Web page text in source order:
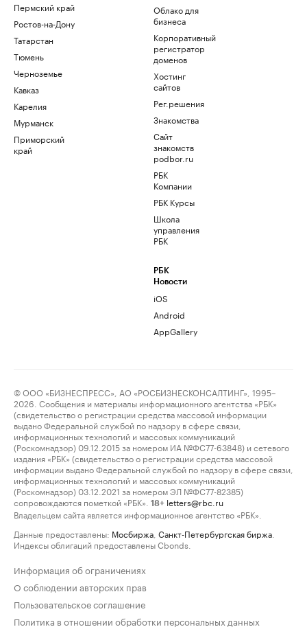
Пермский край
Ростов-на-Дону
Татарстан
Тюмень
Черноземье
Кавказ
Карелия
Мурманск
Приморский
край
Облако для
бизнеса
Корпоративный
регистратор
доменов
Хостинг
сайтов
Рег.решения
Знакомства
Сайт
знакомств
podbor.ru
РБК
Компании
РБК Курсы
Школа
управления
РБК
РБК
Новости
iOS
Android
AppGallery
© ООО «БИЗНЕСПРЕСС», АО «РОСБИЗНЕСКОНСАЛТИНГ», 1995–
2026. Сообщения и материалы информационного агентства «РБК»
(свидетельство о регистрации средства массовой информации
выдано Федеральной службой по надзору в сфере связи,
информационных технологий и массовых коммуникаций
(Роскомнадзор) 09.12.2015 за номером ИА №ФС77-63848) и сетевого
издания «РБК» (свидетельство о регистрации средства массовой
информации выдано Федеральной службой по надзору в сфере связи,
информационных технологий и массовых коммуникаций
(Роскомнадзор) 03.12.2021 за номером ЭЛ №ФС77-82385)
сопровождаются пометкой «РБК».
18+ letters@rbc.ru
Владельцем сайта является информационное агентство «РБК».
Данные предоставлены: Мосбиржа Санкт-Петербургская биржа
Индексы облигаций предоставлены Cbonds.
Информация об ограничениях
О соблюдении авторских прав
Пользовательское соглашение
Политика в отношении обработки персональных данных